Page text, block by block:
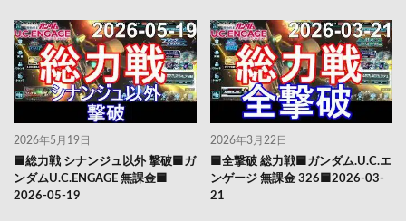
2026年5月19日
🟦総力戦 シナンジュ以外 撃破🟦ガ
ンダムU.C.ENGAGE 無課金🟦
2026-05-19
2026年3月22日
🟦全撃破 総力戦🟦ガンダム.U.C.エ
ンゲージ 無課金 326🟦2026-03-
21